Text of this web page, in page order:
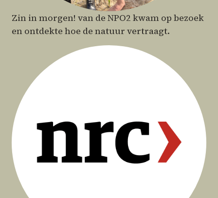
Zin in morgen! van de NPO2 kwam op bezoek
en ontdekte hoe de natuur vertraagt.